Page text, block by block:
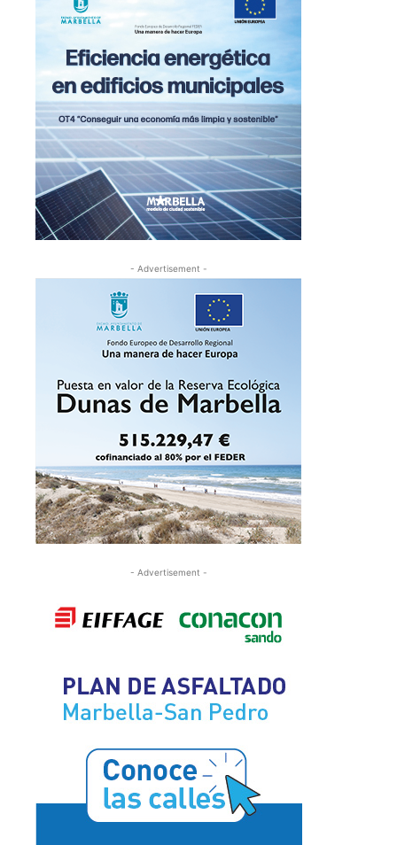
- Advertisement -
- Advertisement -